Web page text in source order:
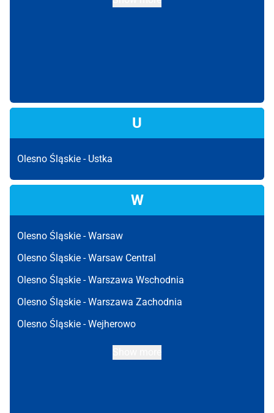
U
Olesno Śląskie - Ustka
W
Olesno Śląskie -Warsaw
Olesno Śląskie -Warsaw Central
Olesno Śląskie -Warszawa Wschodnia
Olesno Śląskie -Warszawa Zachodnia
Olesno Śląskie -Wejherowo